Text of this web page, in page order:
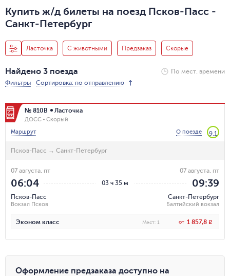
Купить ж/д билеты на поезд Псков-Пасс -
Санкт-Петербург
Ласточка С животными Предзаказ Скорые
Найдено 3 поезда
По мест. времени
Фильтры
Сортировка: по отправлению
№ 810В Ласточка
ДОСС
Скорый
Маршрут
О поезде 9.1
Псков-Пасс → Санкт-Петербург
03 ч 35 м
07 августа, пт
06:04
Псков-Пасс
Вокзал Псков
07 августа, пт
09:39
Санкт-Петербург
Балтийский вокзал
Эконом класс Мест: 1 от 1 857,8 R
Оформление предзаказа доступно на